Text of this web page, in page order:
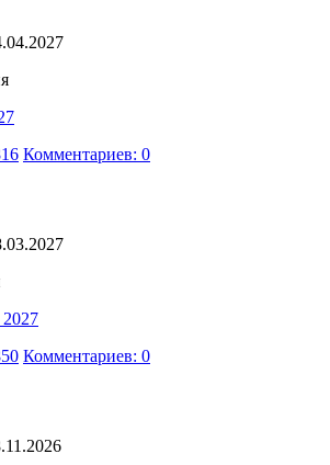
Комментариев: 0
Комментариев: 0